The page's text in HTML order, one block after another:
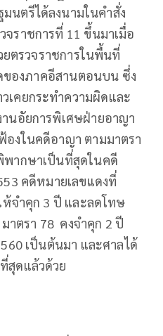
นตรีได้ลงนามในคำสั่ง
ราชการที่ 11 ขึ้นมาเมื่อ
ตรวจราชการในพื้นที่
ของภาคอีสานตอนบน ซึ่ง
เคยกระทำความผิดและ
นอัยการพิเศษฝ่ายอาญา
องในคดีอาญา ตามมาตรา
พากษาเป็นที่สุดในคดี
คดีหมายเลขแดงที่
จำคุก 3 ปี และลดโทษ
าตรา 78 คงจำคุก 2 ปี
เป็นต้นมา และศาลได้
สุดแล้วด้วย